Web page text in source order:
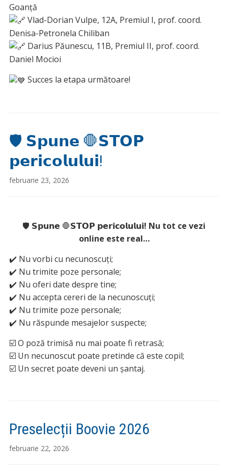
Goanță
Vlad-Dorian Vulpe, 12A, Premiul I, prof. coord.
Denisa-Petronela Chiliban
Darius Păunescu, 11B, Premiul II, prof. coord.
Daniel Mocioi
Succes la etapa următoare!
🛡 𝗦𝗽𝘂𝗻𝗲 🛑𝗦𝗧𝗢𝗣
𝗽𝗲𝗿𝗶𝗰𝗼𝗹𝘂𝗹𝘂𝗶!
februarie 23, 2026
🛡 𝗦𝗽𝘂𝗻𝗲 🛑𝗦𝗧𝗢𝗣 𝗽𝗲𝗿𝗶𝗰𝗼𝗹𝘂𝗹𝘂𝗶! Nu tot ce vezi
online este real…
✔️ Nu vorbi cu necunoscuți;
✔️ Nu trimite poze personale;
✔️ Nu oferi date despre tine;
✔️ Nu accepta cereri de la necunoscuți;
✔️ Nu trimite poze personale;
✔️ Nu răspunde mesajelor suspecte;
☑️ O poză trimisă nu mai poate fi retrasă;
☑️ Un necunoscut poate pretinde că este copil;
☑️ Un secret poate deveni un șantaj.
Preselecții Boovie 2026
februarie 22, 2026